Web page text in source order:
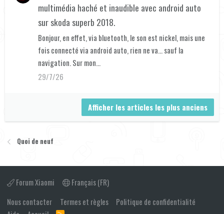
multimédia haché et inaudible avec android auto
sur skoda superb 2018.
Bonjour, en effet, via bluetooth, le son est nickel, mais une
fois connecté via android auto, rien ne va... sauf la
navigation. Sur mon...
29/7/26
Afficher les articles les plus anciens
Quoi de neuf
Forum Xiaomi
Français (FR)
Nous contacter
Termes et règles
Politique de confidentialité